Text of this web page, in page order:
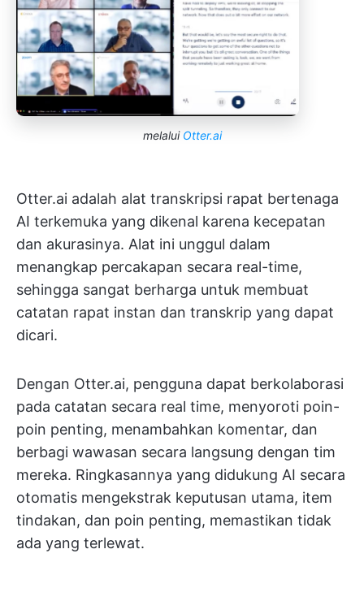
melalui Otter.ai
Otter.ai adalah alat transkripsi rapat bertenaga
AI terkemuka yang dikenal karena kecepatan
dan akurasinya. Alat ini unggul dalam
menangkap percakapan secara real-time,
sehingga sangat berharga untuk membuat
catatan rapat instan dan transkrip yang dapat
dicari.
Dengan Otter.ai, pengguna dapat berkolaborasi
pada catatan secara real time, menyoroti poin-
poin penting, menambahkan komentar, dan
berbagi wawasan secara langsung dengan tim
mereka. Ringkasannya yang didukung AI secara
otomatis mengekstrak keputusan utama, item
tindakan, dan poin penting, memastikan tidak
ada yang terlewat.